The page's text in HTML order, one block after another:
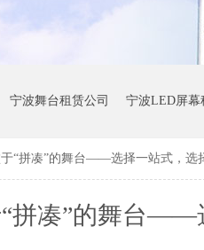
宁波舞台租赁公司 宁波LED屏幕
“拼凑”的舞台——选择一站式，选
拼凑”的舞台——